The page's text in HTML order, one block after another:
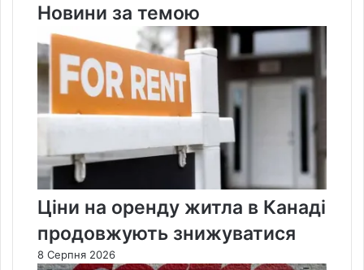
Новини за темою
Ціни на оренду житла в Канаді
продовжують знижуватися
8 Серпня 2026